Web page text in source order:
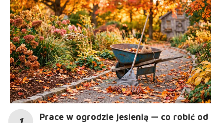
Prace w ogrodzie jesienią — co robić od